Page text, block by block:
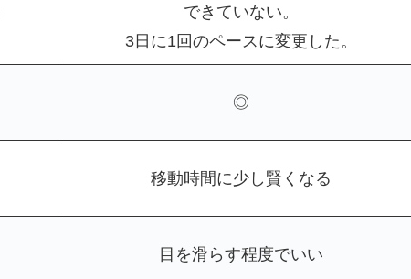
できていない。
3日に1回のペースに変更した。
◎
移動時間に少し賢くなる
目を滑らす程度でいい